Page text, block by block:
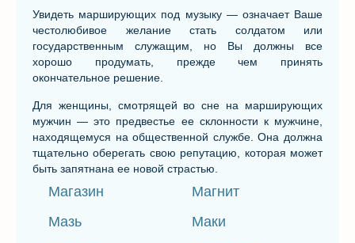
Увидеть марширующих под музыку — означает Ваше
честолюбивое желание стать солдатом или
государственным служащим, но Вы должны все
хорошо продумать, прежде чем принять
окончательное решение.
Для женщины, смотрящей во сне на марширующих
мужчин — это предвестье ее склонности к мужчине,
находящемуся на общественной службе. Она должна
тщательно оберегать свою репутацию, которая может
быть запятнана ее новой страстью.
Магазин
Магнит
Мазь
Маки